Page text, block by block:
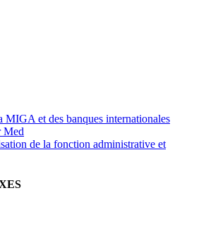
MIGA et des banques internationales
Med
de la fonction administrative et